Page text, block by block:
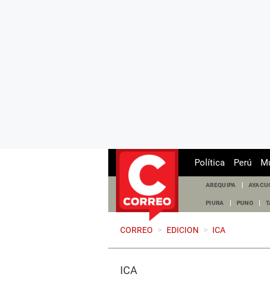
Política Perú
AREQUIPA
PIURA PUNO
CORREO > EDICION > ICA
ICA